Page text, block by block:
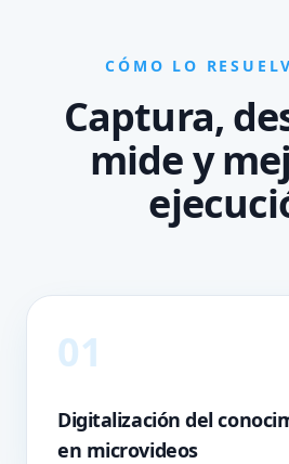
CÓMO LO
Captura,
mide y
01
Digitalización del
en microvideos